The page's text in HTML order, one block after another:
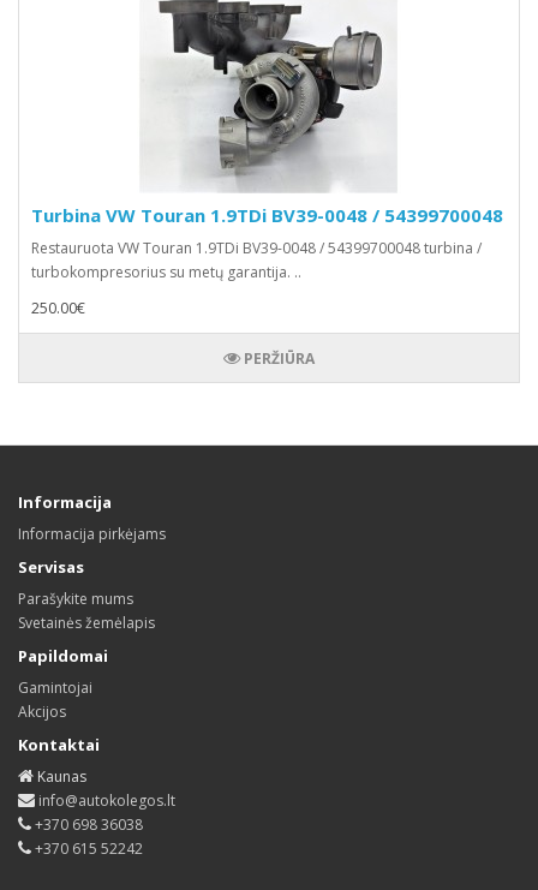
Turbina VW Touran 1.9TDi BV39-0048 / 54399700048
Restauruota VW Touran 1.9TDi BV39-0048 / 54399700048 turbina /
turbokompresorius su metų garantija. ..
250.00€
PERŽIŪRA
Informacija
Informacija pirkėjams
Servisas
Parašykite mums
Svetainės žemėlapis
Papildomai
Gamintojai
Akcijos
Kontaktai
Kaunas
info@autokolegos.lt
+370 698 36038
+370 615 52242